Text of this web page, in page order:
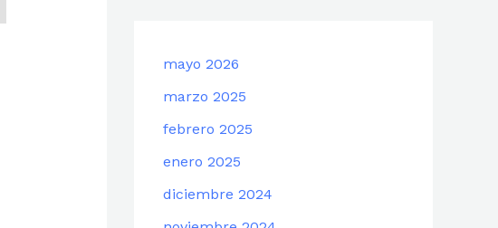
mayo 2026
marzo 2025
febrero 2025
enero 2025
diciembre 2024